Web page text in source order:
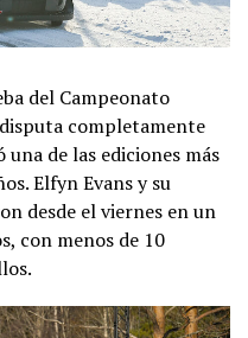
del Campeonato
completamente
de las ediciones más
Elfyn Evans y su
desde el viernes en un
con menos de 10